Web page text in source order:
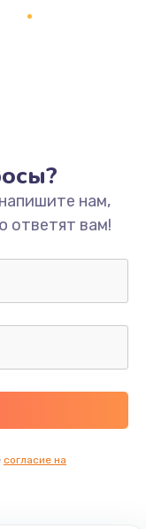
нам,
ответят вам!
согласие на